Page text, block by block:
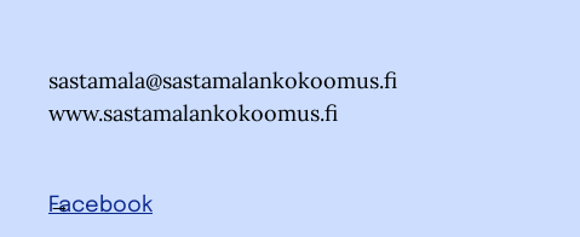
sastamala@sastamalankokoomus.fi
www.sastamalankokoomus.fi
Facebook